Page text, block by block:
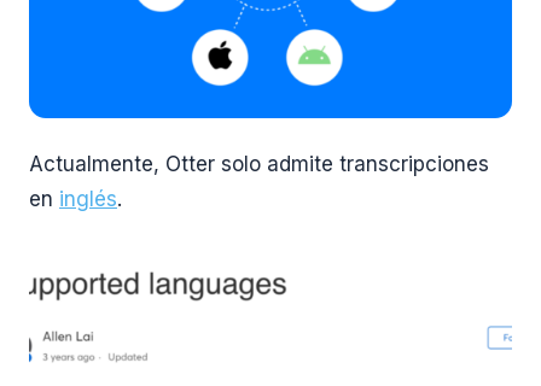
Actualmente, Otter solo admite transcripciones
en inglés.